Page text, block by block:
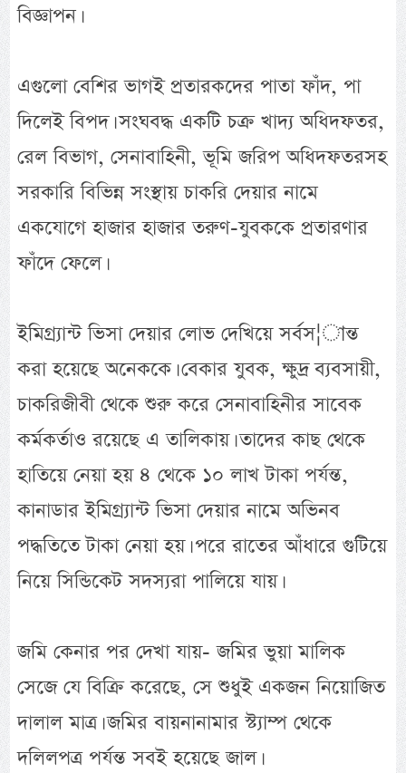
বিজ্ঞাপন।
এগুলো বেশির ভাগই প্রতারকদের পাতা ফাঁদ, পা
দিলেই বিপদ। সংঘবদ্ধ একটি চক্র খাদ্য অধিদফতর,
রেল বিভাগ, সেনাবাহিনী, ভূমি জরিপ অধিদফতরসহ
সরকারি বিভিন্ন সংস্থায় চাকরি দেয়ার নামে
একযোগে হাজার হাজার তরুণ-যুবককে প্রতারণার
ফাঁদে ফেলে।
ইমিগ্র্যান্ট ভিসা দেয়ার লোভ দেখিয়ে সর্বস¦ান্ত
করা হয়েছে অনেককে। বেকার যুবক, ক্ষুদ্র ব্যবসায়ী,
চাকরিজীবী থেকে শুরু করে সেনাবাহিনীর সাবেক
কর্মকর্তাও রয়েছে এ তালিকায়। তাদের কাছ থেকে
হাতিয়ে নেয়া হয় ৪ থেকে ১০ লাখ টাকা পর্যন্ত,
কানাডার ইমিগ্র্যান্ট ভিসা দেয়ার নামে অভিনব
পদ্ধতিতে টাকা নেয়া হয়। পরে রাতের আঁধারে গুটিয়ে
নিয়ে সিন্ডিকেট সদস্যরা পালিয়ে যায়।
জমি কেনার পর দেখা যায়- জমির ভুয়া মালিক
সেজে যে বিক্রি করেছে, সে শুধুই একজন নিয়োজিত
দালাল মাত্র। জমির বায়নানামার স্ট্যাম্প থেকে
দলিলপত্র পর্যন্ত সবই হয়েছে জাল।